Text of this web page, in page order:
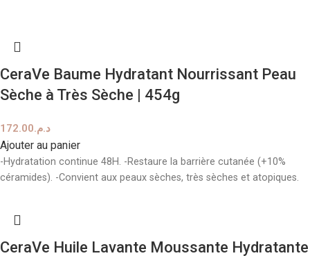
CeraVe Baume Hydratant Nourrissant Peau
Sèche à Très Sèche | 454g
د.م.172.00
Ajouter au panier
-Hydratation continue 48H. -Restaure la barrière cutanée (+10%
céramides). -Convient aux peaux sèches, très sèches et atopiques.
CeraVe Huile Lavante Moussante Hydratante